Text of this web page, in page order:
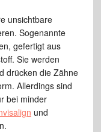
unsichtbare
Sogenannte
gefertigt aus
Sie werden
drücken die Zähne
Allerdings sind
bei minder
und